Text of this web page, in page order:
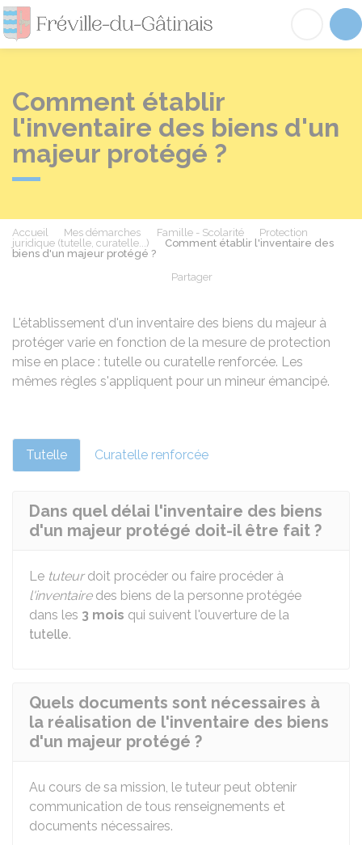
Fréville-du-
Comment établir
l'inventaire des biens d'un
majeur protégé ?
Accueil Mes démarches Famille - Scolarité
Protection
juridique (tutelle, curatelle...)
Comment établir l'inventaire des
biens d'un majeur protégé ?
Partager
L'établissement d'un inventaire des biens du majeur à
protéger varie en fonction de la mesure de protection
mise en place : tutelle ou curatelle renforcée. Les
mêmes règles s'appliquent pour un mineur émancipé.
Tutelle Curatelle renforcée
Dans quel délai l'inventaire des biens
d'un majeur protégé doit-il être fait ?
Le tuteurdoit procéder ou faire procéder à
l'inventairedes biens de la personne protégée
dans les 3 mois qui suivent l'ouverture de la
tutelle.
Quels documents sont nécessaires à
la réalisation de l'inventaire des biens
d'un majeur protégé ?
Au cours de sa mission, le tuteur peut obtenir
communication de tous renseignements et
documents nécessaires.